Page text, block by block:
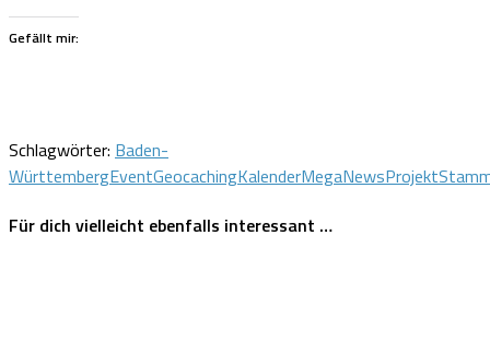
Gefällt mir:
Schlagwörter: Baden-
WürttembergEventGeocachingKalenderMegaNewsProjekt
Für dich vielleicht ebenfalls interessant …